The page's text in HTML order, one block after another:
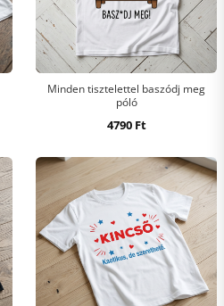
Minden tisztelettel baszódj meg
póló
4790 Ft